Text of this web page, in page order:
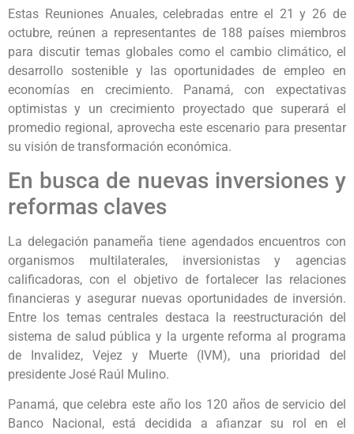
Estas Reuniones Anuales, celebradas entre el 21 y 26 de
octubre, reúnen a representantes de 188 países miembros
para discutir temas globales como el cambio climático, el
desarrollo sostenible y las oportunidades de empleo en
economías en crecimiento. Panamá, con expectativas
optimistas y un crecimiento proyectado que superará el
promedio regional, aprovecha este escenario para presentar
su visión de transformación económica.
En busca de nuevas inversiones y
reformas claves
La delegación panameña tiene agendados encuentros con
organismos multilaterales, inversionistas y agencias
calificadoras, con el objetivo de fortalecer las relaciones
financieras y asegurar nuevas oportunidades de inversión.
Entre los temas centrales destaca la reestructuración del
sistema de salud pública y la urgente reforma al programa
de Invalidez, Vejez y Muerte (IVM), una prioridad del
presidente José Raúl Mulino.
Panamá, que celebra este año los 120 años de servicio del
Banco Nacional, está decidida a afianzar su rol en el